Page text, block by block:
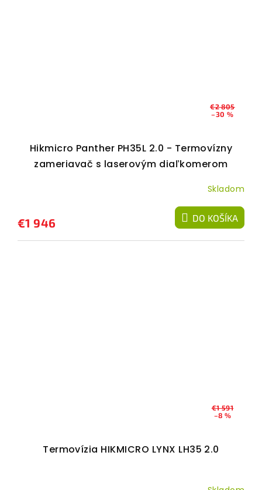
€2 805
–30 %
Hikmicro Panther PH35L 2.0 - Termovízny
zameriavač s laserovým diaľkomerom
Skladom
€1 946 DO KOŠÍKA
€1 591
–8 %
Termovízia HIKMICRO LYNX LH35 2.0